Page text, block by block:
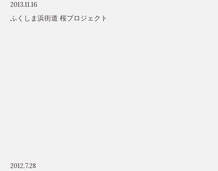
2013.11.16
ふくしま浜街道 桜プロジェクト
2012.7.28